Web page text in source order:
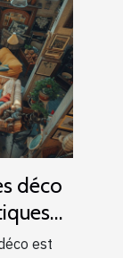
déco
est